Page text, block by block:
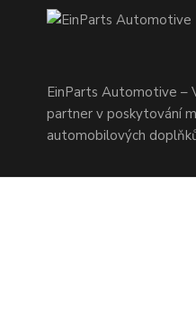
EinParts Automotive –
partner v poskytování
automobilových